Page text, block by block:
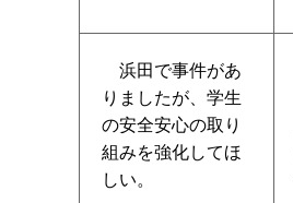
浜田で事件があ
りましたが、学生
の安全安心の取り
組みを強化してほ
しい。